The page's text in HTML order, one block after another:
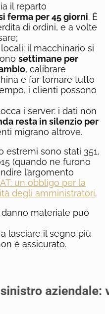
il reparto
ferma per 45 giorni. È
di ordini, e a volte
il macchinario si
settimane per
, calibrare
e far tornare tutto
i clienti possono
i server: i dati non
resta in silenzio per
migrano altrove.
estremi sono stati 351,
(quando ne furono
l’argomento
un obbligo per la
degli amministratori.
materiale può
a lasciare il segno più
è assicurato.